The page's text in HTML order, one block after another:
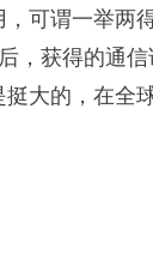
，可谓一举
，获得的通
大的，在全